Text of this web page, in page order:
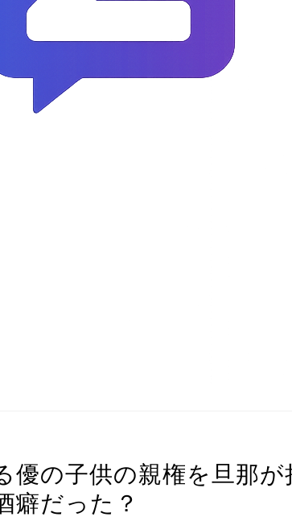
優の子供の親権を旦那
癖だった？